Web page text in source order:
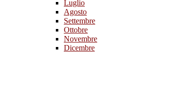
Luglio
Agosto
Settembre
Ottobre
Novembre
Dicembre